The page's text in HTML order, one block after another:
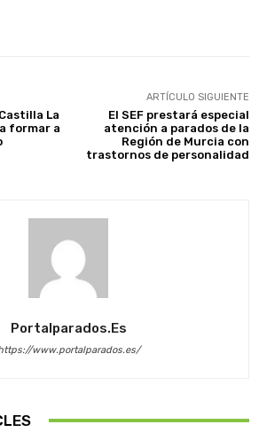
La
formar a
ARTÍCULO SIGUIENTE
El SEF prestará especial
atención a parados de la
Región de Murcia con
trastornos de personalidad
Portalparados.es
www.portalparados.es/